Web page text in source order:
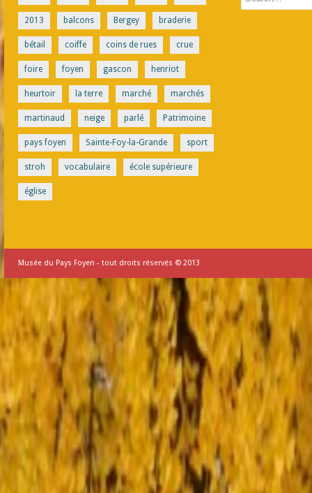
2013 balcons Bergey braderie
bétail coiffe coins de rues crue
foire foyen gascon henriot
heurtoir la terre marché marchés
martinaud neige parlé Patrimoine
pays foyen Sainte-Foy-la-Grande sport
stroh vocabulaire école supérieure
église
Musée du Pays Foyen - tout droits réservés © 2013